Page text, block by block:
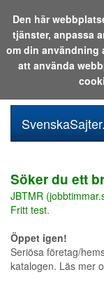
Sök i katalogen
Söker du ett
JBTMR
Fritt test.
Öppet igen!
Seriösa företag/
katalogen. Läs mer
Den här
tjänster, anpassa
om din användning
att använda